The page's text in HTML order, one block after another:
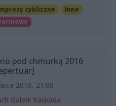
cykliczne
Inne
pod chmurką 2016
2016, 21:00
Galerii Kaskada